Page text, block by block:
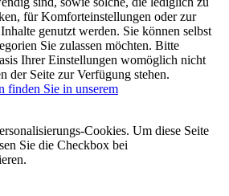
für Komforteinstellungen oder zur
genutzt werden. Sie können selbst
Sie zulassen möchten. Bitte
Ihrer Einstellungen womöglich nicht
der Seite zur Verfügung stehen.
finden Sie in unserem
Cookies. Um diese Seite
Sie die Checkbox bei